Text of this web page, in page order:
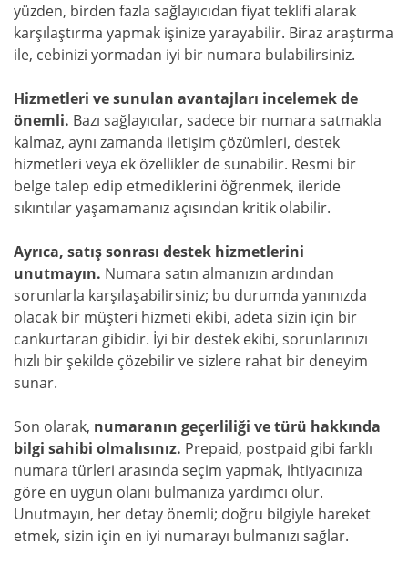
yüzden, birden fazla sağlayıcıdan fiyat teklifi alarak
karşılaştırma yapmak işinize yarayabilir. Biraz araştırma
ile, cebinizi yormadan iyi bir numara bulabilirsiniz.
Hizmetleri ve sunulan avantajları incelemek de
önemli. Bazı sağlayıcılar, sadece bir numara satmakla
kalmaz, aynı zamanda iletişim çözümleri, destek
hizmetleri veya ek özellikler de sunabilir. Resmi bir
belge talep edip etmediklerini öğrenmek, ileride
sıkıntılar yaşamamanız açısından kritik olabilir.
Ayrıca, satış sonrası destek hizmetlerini
unutmayın. Numara satın almanızın ardından
sorunlarla karşılaşabilirsiniz; bu durumda yanınızda
olacak bir müşteri hizmeti ekibi, adeta sizin için bir
cankurtaran gibidir. İyi bir destek ekibi, sorunlarınızı
hızlı bir şekilde çözebilir ve sizlere rahat bir deneyim
sunar.
Son olarak, numaranın geçerliliği ve türü hakkında
bilgi sahibi olmalısınız. Prepaid, postpaid gibi farklı
numara türleri arasında seçim yapmak, ihtiyacınıza
göre en uygun olanı bulmanıza yardımcı olur.
Unutmayın, her detay önemli; doğru bilgiyle hareket
etmek, sizin için en iyi numarayı bulmanızı sağlar.